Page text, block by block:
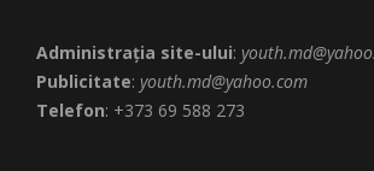
Administrația site-ului:
Publicitate: youth.md@yahoo.com
Telefon: +373 69 588 273